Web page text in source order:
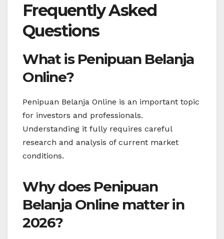
Frequently Asked
Questions
What is Penipuan Belanja
Online?
Penipuan Belanja Online is an important topic
for investors and professionals.
Understanding it fully requires careful
research and analysis of current market
conditions.
Why does Penipuan
Belanja Online matter in
2026?